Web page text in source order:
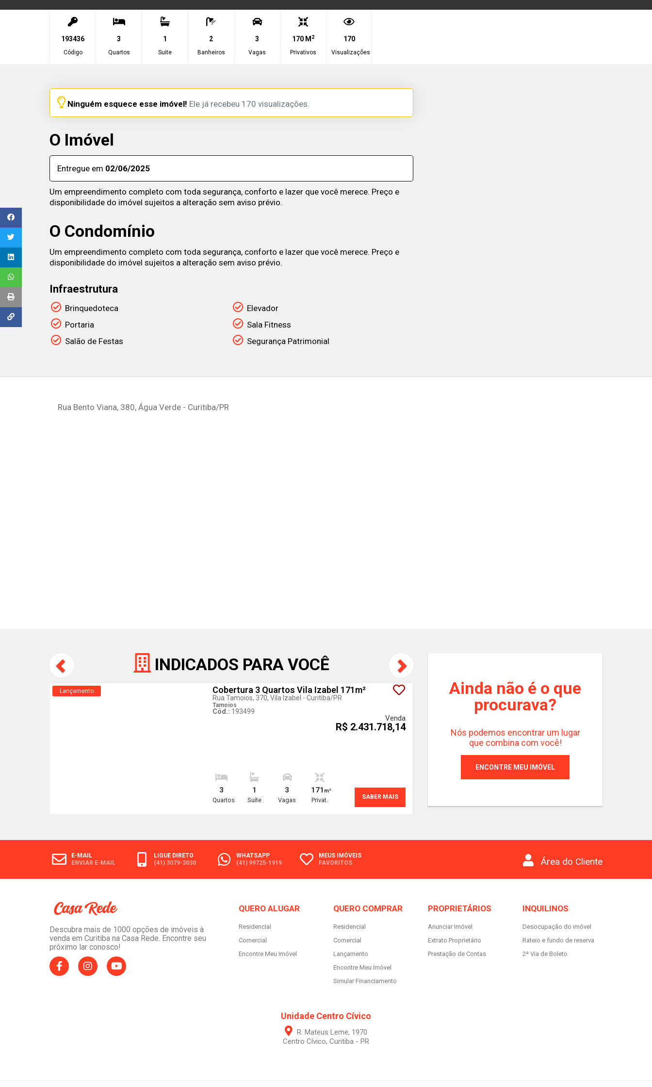
193436
Código
3
Quartos
1
Suite
2
Banheiros
3
Vagas
170 M 2
Privativos
170
Visualizações
Ninguém esquece esse imóvel! Ele já recebeu 170 visualizações.
O Imóvel
Entregue em 02/06/2025
Um empreendimento completo com toda segurança, conforto e lazer que você merece. Preço e
disponibilidade do imóvel sujeitos a alteração sem aviso prévio.
O Condomínio
Um empreendimento completo com toda segurança, conforto e lazer que você merece. Preço e
disponibilidade do imóvel sujeitos a alteração sem aviso prévio.
Infraestrutura
Brinquedoteca
Elevador
Portaria
Sala Fitness
Salão de Festas
Segurança Patrimonial
Rua Bento Viana, 380, Água Verde - Curitiba/PR
INDICADOS PARA VOCÊ
Lançamento Cobertura 3 Quartos Vila Izabel 171m²
Rua Tamoios, 370, Vila Izabel - Curitiba/PR
Tamoios
Cód.: 193499
3
Quartos
1
Suíte
3
Vagas
171 m²
Privat.
Venda
R$ 2.431.718,14
SABER MAIS
Lançamento Cobertura 3
Ainda não é o que
procurava?
Nós podemos encontrar um lugar
que combina com você!
ENCONTRE MEU IMÓVEL
E-MAIL
ENVIAR E-MAIL
LIGUE DIRETO
(41) 3079-3030
WHATSAPP
(41) 99725-1919
MEUS IMÓVEIS
FAVORITOS
Área do Cliente
Descubra mais de 1000 opções de imóveis à
venda em Curitiba na Casa Rede. Encontre seu
próximo lar conosco!
QUERO ALUGAR
Residencial
Comercial
Encontre Meu Imóvel
QUERO COMPRAR
Residencial
Comercial
Lançamento
Encontre Meu Imóvel
Simular Financiamento
PROPRIETÁRIOS
Anunciar Imóvel
Extrato Proprietário
Prestação de Contas
INQUILINOS
Desocupação do imóvel
Rateio e fundo de reserva
2ª Via de Boleto
Unidade Centro Cívico
R. Mateus Leme, 1970
Centro Cívico, Curitiba - PR